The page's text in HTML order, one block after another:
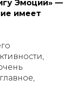
Эмоций» —
имеет